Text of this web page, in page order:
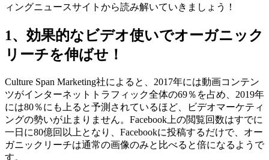
ィングニュースサイトから読み解いていきましょう！
1、効果的なビデオ使いでオーガニック
リーチを伸ばせ！
Culture Span Marketing社によると、2017年には動画コンテン
ツがインターネットトラフィック全体の69％を占め、2019年
には80％にも上ると予測されているほど、ビデオマーケティ
ングの勢いが止まりません。Facebook上の閲覧回数はすでに
一日に80億回以上となり、Facebookに投稿するだけで、オー
ガニックリーチは通常の画像のみと比べると倍になるようで
す。